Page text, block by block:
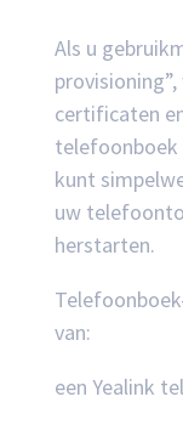
Als u
certificaten
telefoonboek
kunt
uw
herstarten.
van:
een Yealink